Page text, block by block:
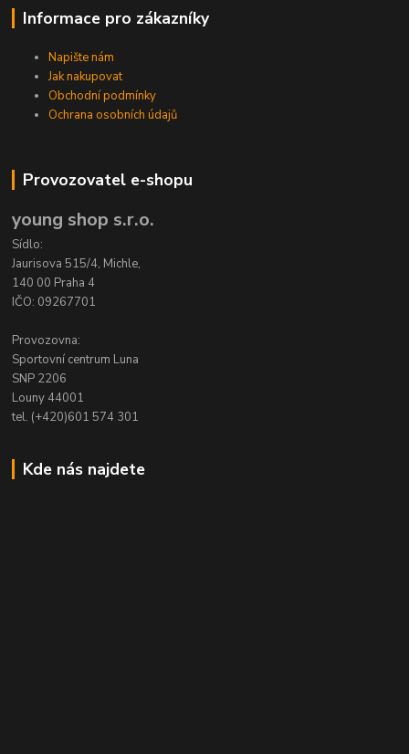
Informace pro zákazníky
Napište nám
Jak nakupovat
Obchodní podmínky
Ochrana osobních údajů
Provozovatel e-shopu
young shop s.r.o.
Sídlo:
Jaurisova 515/4, Michle,
140 00 Praha 4
IČO: 09267701
Provozovna:
Sportovní centrum Luna
SNP 2206
Louny 44001
tel. (+420)601 574 301
Kde nás najdete